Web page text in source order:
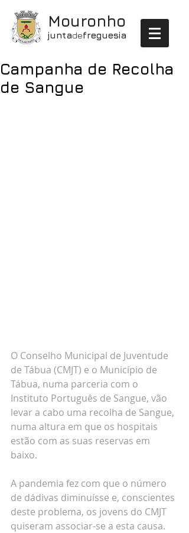
Mouronho
juntadefreguesia
Campanha de Recolha
de Sangue
O Conselho Municipal de Juventude
de Tábua (CMJT) e o Município de
Tábua, numa parceria com o
Instituto Português de Sangue, vão
levar a cabo uma recolha de Sangue,
numa altura em que os hospitais
estão com as suas reservas em
baixo.
A pandemia fez com que o número
de dádivas diminuísse e, conscientes
deste problema, os jovens do CMJT
quiseram associar-se a esta causa.